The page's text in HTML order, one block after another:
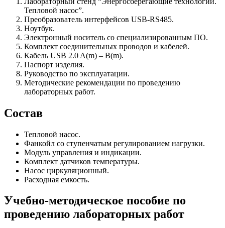
Тепловой насос”.
Преобразователь интерфейсов USB-RS485.
Ноутбук.
Электронный носитель со специализированным ПО.
Комплект соединительных проводов и кабелей.
Кабель USB 2.0 A(m) – B(m).
Паспорт изделия.
Руководство по эксплуатации.
Методические рекомендации по проведению
лабораторных работ.
Состав
Тепловой насос.
Фанкойл со ступенчатым регулированием нагрузки.
Модуль управления и индикации.
Комплект датчиков температуры.
Насос циркуляционный.
Расходная емкость.
Учебно-методическое пособие по
проведению лабораторных работ